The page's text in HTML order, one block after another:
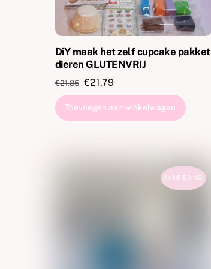
DiY maak het zelf cupcake pakket
dieren GLUTENVRIJ
€21.85 Oorspronkelijke
prijs
was:
€21.79Huidige
prijs
is:
Toevoegen aan winkelwagen
AANBIEDING!